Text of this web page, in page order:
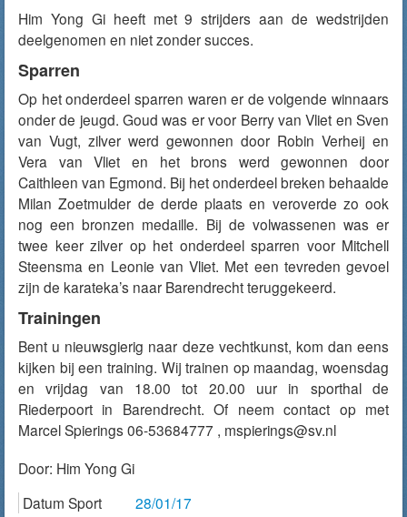
Him Yong Gi heeft met 9 strijders aan de wedstrijden
deelgenomen en niet zonder succes.
Sparren
Op het onderdeel sparren waren er de volgende winnaars
onder de jeugd. Goud was er voor Berry van Vliet en Sven
van Vugt, zilver werd gewonnen door Robin Verheij en
Vera van Vliet en het brons werd gewonnen door
Caithleen van Egmond. Bij het onderdeel breken behaalde
Milan Zoetmulder de derde plaats en veroverde zo ook
nog een bronzen medaille. Bij de volwassenen was er
twee keer zilver op het onderdeel sparren voor Mitchell
Steensma en Leonie van Vliet. Met een tevreden gevoel
zijn de karateka’s naar Barendrecht teruggekeerd.
Trainingen
Bent u nieuwsgierig naar deze vechtkunst, kom dan eens
kijken bij een training. Wij trainen op maandag, woensdag
en vrijdag van 18.00 tot 20.00 uur in sporthal de
Riederpoort in Barendrecht. Of neem contact op met
Marcel Spierings 06-53684777 , mspierings@sv.nl
Door: Him Yong Gi
Datum Sport
28/01/17